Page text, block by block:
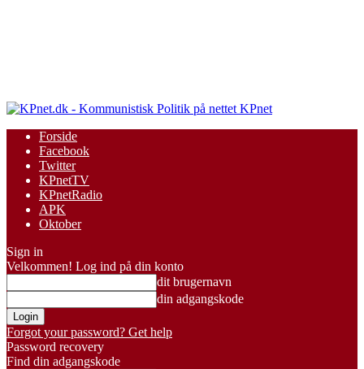
KPnet
Forside
Facebook
Twitter
KPnetTV
KPnetRadio
APK
Oktober
Sign in
Velkommen! Log ind på din konto
dit brugernavn
din adgangskode
Forgot your password? Get help
Password recovery
Find din adgangskode